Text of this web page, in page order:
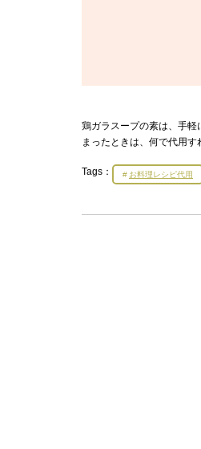
鶏ガラスープの素は、手
まったときは、何で代用
Tags： お料理レシピ代用